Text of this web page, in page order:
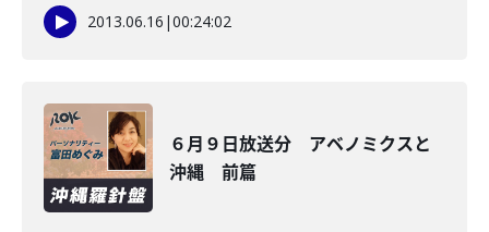
2013.06.16 |00:24:02
６月９日放送分 アベノミクスと
沖縄 前篇